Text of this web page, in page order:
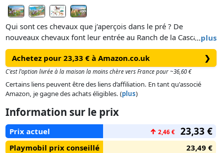
…plus
Qui sont ces chevaux que j’aperçois dans le pré ? De
nouveaux chevaux font leur entrée au Ranch de la Cascade !
Le Morgan, le Quarter Horse et le Shagya Arabe n’attendent
plus que vous pour vivre de grandes aventures ! Le coffret
comprend trois chevaux, des selles, une couverture pour
cheval, des licols et de nombreux accessoires.
Les nouveaux coffrets Horses of Waterfall sont fabriqués avec
plus de 80% de matériaux recyclés ou biosourcés en
moyenne.
Achetez pour 23,33 € à Amazon.co.uk ❯
C'est l'option livrée à la maison la moins chère vers France pour ~36,60 €
Certains liens peuvent être des liens d’affiliation. En tant qu'associé
Amazon, je gagne des achats éligibles. (plus)
Information sur le prix
Prix actuel ↑ 2,46 € 23,33 €
Playmobil prix conseillé
23,49 €